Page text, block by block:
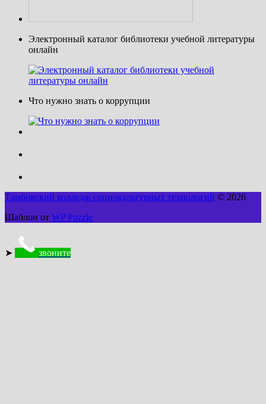
Электронный каталог библиотеки учебной литературы
онлайн
Что нужно знать о коррупции
Тамбовский колледж социокультурных технологий © 2026
Шаблон от WP Puzzle
➤ звоните